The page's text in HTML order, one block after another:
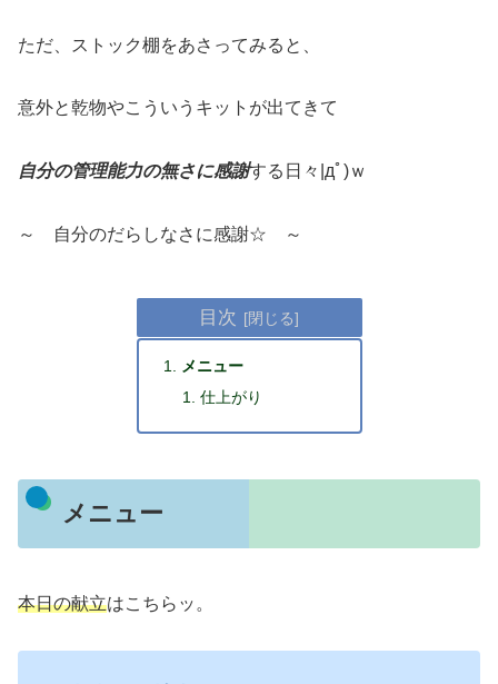
ただ、ストック棚をあさってみると、
意外と乾物やこういうキットが出てきて
自分の管理能力の無さに感謝する日々|дﾟ)ｗ
～ 自分のだらしなさに感謝☆ ～
目次
メニュー
仕上がり
メニュー
本日の献立はこちらッ。